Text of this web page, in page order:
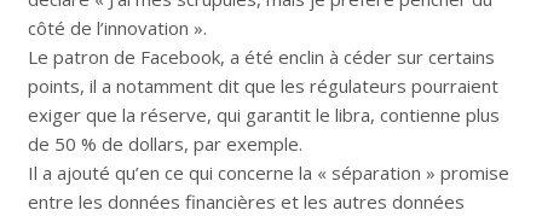
côté de l’innovation ».
Le patron de Facebook, a été enclin à céder sur certains
points, il a notamment dit que les régulateurs pourraient
exiger que la réserve, qui garantit le libra, contienne plus
de 50 % de dollars, par exemple.
Il a ajouté qu’en ce qui concerne la « séparation » promise
entre les données financières et les autres données